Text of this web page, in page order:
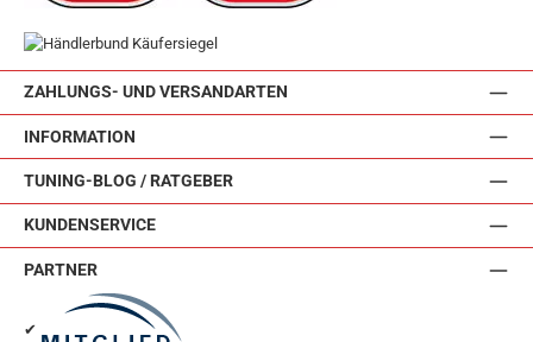
ZAHLUNGS- UND VERSANDARTEN
INFORMATION
TUNING-BLOG / RATGEBER
KUNDENSERVICE
PARTNER
✔